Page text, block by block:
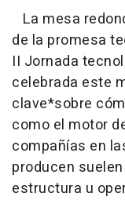
La mesa
de la promesa
II Jornada
celebrada este
clave*sobre
como el motor
compañías en
producen
estructura u